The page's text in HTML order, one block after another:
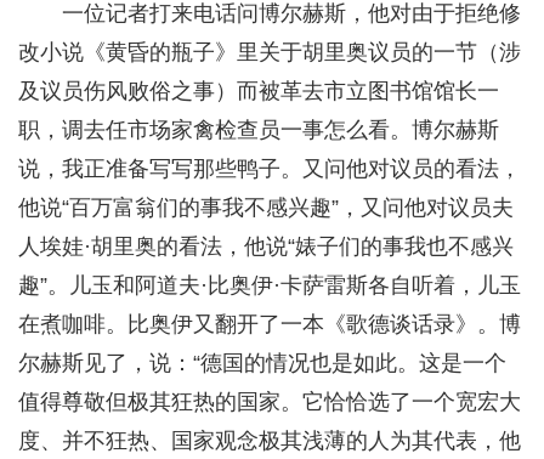
一位记者打来电话问博尔赫斯，他对由于拒绝修
改小说《黄昏的瓶子》里关于胡里奥议员的一节（涉
及议员伤风败俗之事）而被革去市立图书馆馆长一
职，调去任市场家禽检查员一事怎么看。博尔赫斯
说，我正准备写写那些鸭子。又问他对议员的看法，
他说“百万富翁们的事我不感兴趣”，又问他对议员夫
人埃娃·胡里奥的看法，他说“婊子们的事我也不感兴
趣”。儿玉和阿道夫·比奥伊·卡萨雷斯各自听着，儿玉
在煮咖啡。比奥伊又翻开了一本《歌德谈话录》。博
尔赫斯见了，说：“德国的情况也是如此。这是一个
值得尊敬但极其狂热的国家。它恰恰选了一个宽宏大
度、并不狂热、国家观念极其浅薄的人为其代表，他